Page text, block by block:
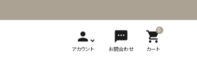
person
アカウント
sms
お問合わせ
0
shopping_cart
カート